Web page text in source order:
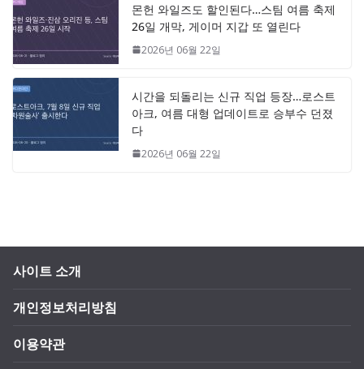
몬헌 와일즈도 할인된다…스팀 여름 축제
26일 개막, 게이머 지갑 또 열린다
2026년 06월 22일
시간을 되돌리는 신규 직업 등장…로스트
아크, 여름 대형 업데이트로 승부수 던졌
다
2026년 06월 22일
사이트 소개
개인정보처리방침
이용약관